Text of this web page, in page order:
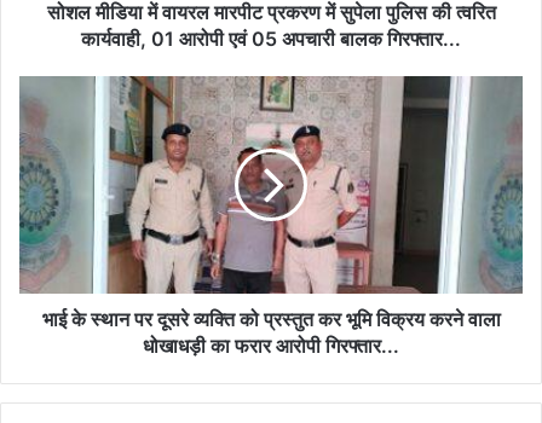
आरोपी
एवं
05
अपचारी
बालक
गिरफ्तार...
सोशल मीडिया में वायरल मारपीट प्रकरण में सुपेला पुलिस की त्वरित
कार्यवाही, 01 आरोपी एवं 05 अपचारी बालक गिरफ्तार...
स्थान
पर
दूसरे
व्यक्ति
को
प्रस्तुत
कर
भाई के स्थान पर दूसरे व्यक्ति को प्रस्तुत कर भूमि विक्रय करने वाला
धोखाधड़ी का फरार आरोपी गिरफ्तार...